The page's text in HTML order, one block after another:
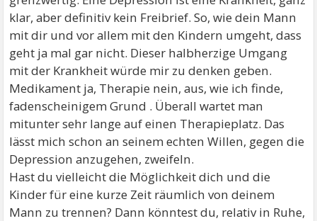
klar, aber definitiv kein Freibrief. So, wie dein Mann
mit dir und vor allem mit den Kindern umgeht, dass
geht ja mal gar nicht. Dieser halbherzige Umgang
mit der Krankheit würde mir zu denken geben.
Medikament ja, Therapie nein, aus, wie ich finde,
fadenscheinigem Grund . Überall wartet man
mitunter sehr lange auf einen Therapieplatz. Das
lässt mich schon an seinem echten Willen, gegen die
Depression anzugehen, zweifeln.
Hast du vielleicht die Möglichkeit dich und die
Kinder für eine kurze Zeit räumlich von deinem
Mann zu trennen? Dann könntest du, relativ in Ruhe,